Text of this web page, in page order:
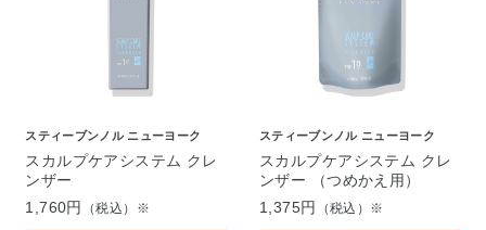
スティーブンノル ニューヨーク
スカルプケアシステム クレ
ンザー
1,760円
（税込）※
スティーブンノル ニューヨーク
スカルプケアシステム クレ
ンザー （つめかえ用）
1,375円
（税込）※